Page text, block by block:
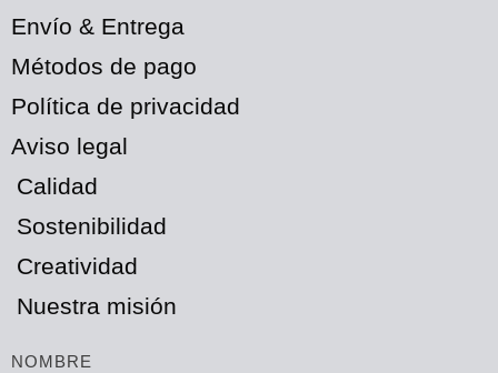
Envío & Entrega
Métodos de pago
Política de privacidad
Aviso legal
Calidad
Sostenibilidad
Creatividad
Nuestra misión
NOMBRE